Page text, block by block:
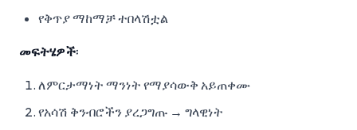
የቅጥያ ማከማቻ ተበላሽቷል
መፍትሄዎች፡
ለምርታማነት ማንነት የማያሳውቅ አይጠቀሙ
የአሳሽ ቅንብሮችን ያረጋግጡ → ግላዊነት